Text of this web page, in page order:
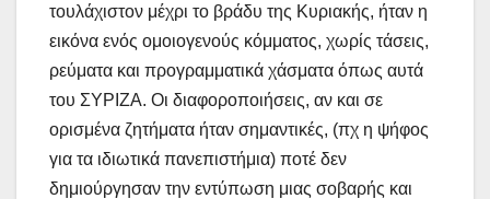
τουλάχιστον μέχρι το βράδυ της Κυριακής, ήταν η
εικόνα ενός ομοιογενούς κόμματος, χωρίς τάσεις,
ρεύματα και προγραμματικά χάσματα όπως αυτά
του ΣΥΡΙΖΑ. Οι διαφοροποιήσεις, αν και σε
ορισμένα ζητήματα ήταν σημαντικές, (πχ η ψήφος
για τα ιδιωτικά πανεπιστήμια) ποτέ δεν
δημιούργησαν την εντύπωση μιας σοβαρής και